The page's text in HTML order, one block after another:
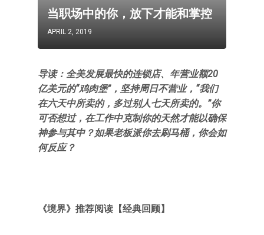
当职场中的你，放下才能和掌控
APRIL 2, 2019
导读：全美发展最快的连锁店、年营业额20
亿美元的“鸡肉堡”，坚持周日不营业，“我们
在六天中所卖的，多过别人七天所卖的。”你
可否想过，在工作中克制你的天然才能以确保
神参与其中？如果老板派你去刷马桶，你会如
何反应？
《境界》推荐阅读【经典回顾】